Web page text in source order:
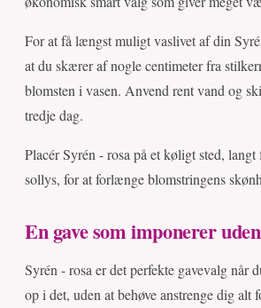
For at få længst muligt vaslivet af din
at du skærer af nogle centimeter fra
blomsten i vasen. Anvend rent vand og
tredje dag.
Placér Syrén - rosa på et køligt sted,
sollys, for at forlænge blomstringens
En gave som imponerer
Syrén - rosa er det perfekte gavevalg når
op i det, uden at behøve anstrenge dig alt